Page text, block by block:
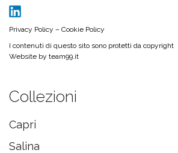
Privacy Policy – Cookie Policy
I contenuti di questo sito sono protetti da copyright
Website by team99.it
Collezioni
Capri
Salina